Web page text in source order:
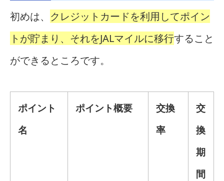
初めは、 クレジットカードを利用してポイン
トが貯まり、それをJALマイルに移行すること
ができるところです。
ポイント
名
ポイント概要
交換
率
交
換
期
間